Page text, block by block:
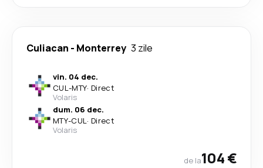
Culiacan - Monterrey 3 zile
vin. 04 dec.
CUL-MTY· Direct
Volaris
dum. 06 dec.
MTY-CUL· Direct
Volaris
de la104 €